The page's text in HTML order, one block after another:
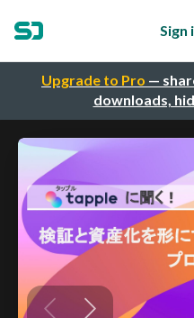
Upgrade to Pro —
downloads,
Sign